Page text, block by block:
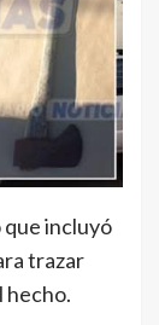
que incluyó
trazar
hecho.